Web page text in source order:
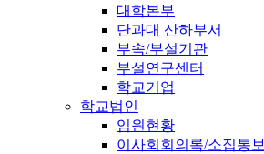
대학본부
단과대 산하부서
부속/부설기관
부설연구센터
학교기업
학교법인
임원현황
이사회회의록/소집통보